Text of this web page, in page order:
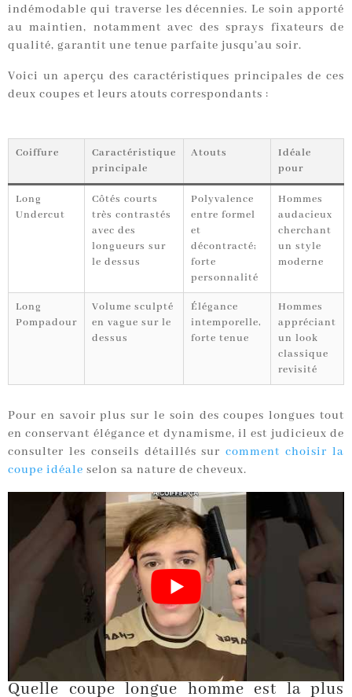
indémodable qui traverse les décennies. Le soin apporté
au maintien, notamment avec des sprays fixateurs de
qualité, garantit une tenue parfaite jusqu’au soir.
Voici un aperçu des caractéristiques principales de ces
deux coupes et leurs atouts correspondants :
Coiffure
Caractéristique
principale
Atouts
Idéale
pour
Long
Undercut
Côtés courts
très contrastés
avec des
longueurs sur
le dessus
Polyvalence
entre formel
et
décontracté;
forte
personnalité
Hommes
audacieux
cherchant
un style
moderne
Long
Pompadour
Volume sculpté
en vague sur le
dessus
Élégance
intemporelle,
forte tenue
Hommes
appréciant
un look
classique
revisité
Pour en savoir plus sur le soin des coupes longues tout
en conservant élégance et dynamisme, il est judicieux de
consulter les conseils détaillés surcomment choisir la
coupe idéale selon sa nature de cheveux.
Quelle coupe longue homme est la plus